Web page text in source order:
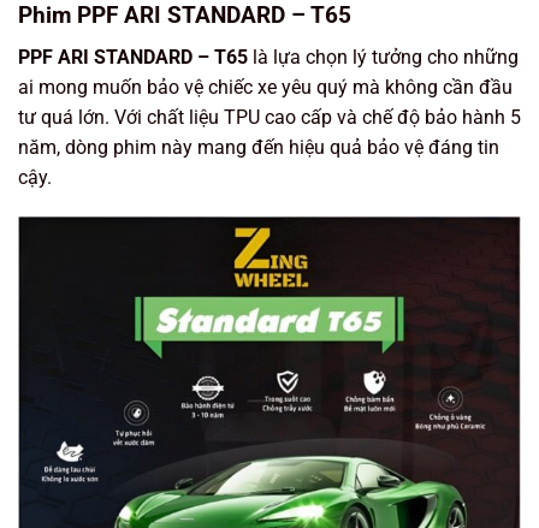
Phim PPF ARI STANDARD – T65
PPF ARI STANDARD – T65 là lựa chọn lý tưởng cho những
ai mong muốn bảo vệ chiếc xe yêu quý mà không cần đầu
tư quá lớn. Với chất liệu TPU cao cấp và chế độ bảo hành 5
năm, dòng phim này mang đến hiệu quả bảo vệ đáng tin
cậy.